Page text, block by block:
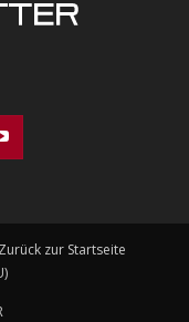
Zurück zur Startseite